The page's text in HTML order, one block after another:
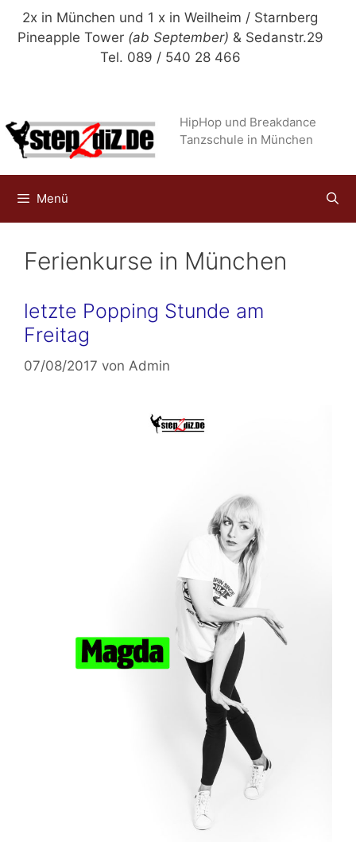
Zum
Inhalt
2x in München und 1 x in Weilheim / Starnberg
Pineapple Tower (ab September) & Sedanstr.29
Tel. 089 / 540 28 466
HipHop und Breakdance
Tanzschule in München
Menü
Ferienkurse in München
letzte Popping Stunde am
Freitag
07/08/2017 von Admin